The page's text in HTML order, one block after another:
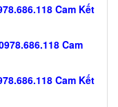
Cam Kết
Cam
Cam Kết